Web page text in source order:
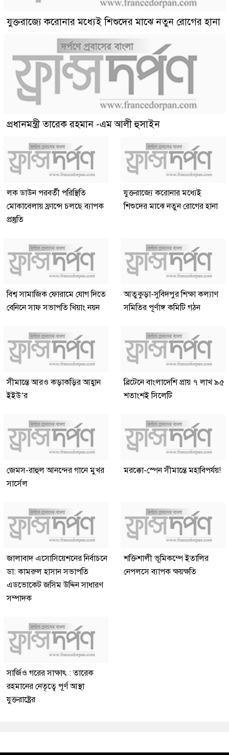
যুক্তরাজ্যে করোনার মধ্যেই শিশুদের মাঝে নতুন রোগের হানা
প্রধানমন্ত্রী তারেক রহমান -এম আলী হুসাইন
লক ডাউন পরবর্তী পরিস্থিতি
মোকাবেলায় ফ্রান্সে চলছে ব্যাপক
প্রস্তুতি
যুক্তরাজ্যে করোনার মধ্যেই
শিশুদের মাঝে নতুন রোগের হানা
বিশ্ব সামাজিক ফোরামে যোগ দিতে
বেনিনে সাফ সভাপতি খিয়াং নয়ন
আতুকুড়া-সুবিদপুর শিক্ষা কল্যাণ
সমিতির পূর্ণাঙ্গ কমিটি গঠন
সীমান্তে আরও কড়াকড়ির আহ্বান
ইইউ’র
ব্রিটেনে বাংলাদেশি প্রায় ৭ লাখ ৯৫
শতাংশই সিলেটি
জেমস-রাহুল আনন্দের গানে মুখর
সার্সেল
মরক্কো-স্পেন সীমান্তে মহাবিপর্যয়!
জালাবাদ এসোসিয়েশনের নির্বাচনে
ডা: কামরুল হাসান সভাপতি
এডভোকেট জসিম উদ্দিন সাধারণ
সম্পাদক
শক্তিশালী ভূমিকম্পে ইতালির
নেপলসে ব্যাপক ক্ষয়ক্ষতি
সার্জিও গরের সাক্ষাৎ : তারেক
রহমানের নেতৃত্বে পূর্ণ আস্থা
যুক্তরাষ্ট্রের